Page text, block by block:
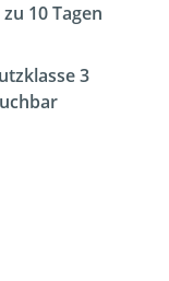
10 Tagen
3